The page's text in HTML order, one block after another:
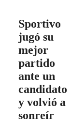
Sportivo
jugó su
mejor
partido
ante un
candidato
y volvió a
sonreír